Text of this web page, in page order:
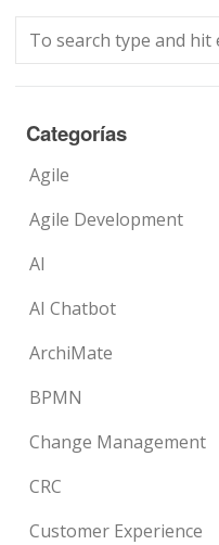
Categorías
Agile
Agile Development
AI
AI Chatbot
ArchiMate
BPMN
Change Management
CRC
Customer Experience